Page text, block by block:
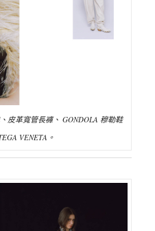
皮革寬管長褲、 GONDOLA 穆勒鞋
VENETA。